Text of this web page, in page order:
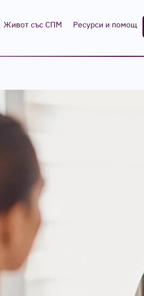
Живот със СПМ Ресурси и помощ